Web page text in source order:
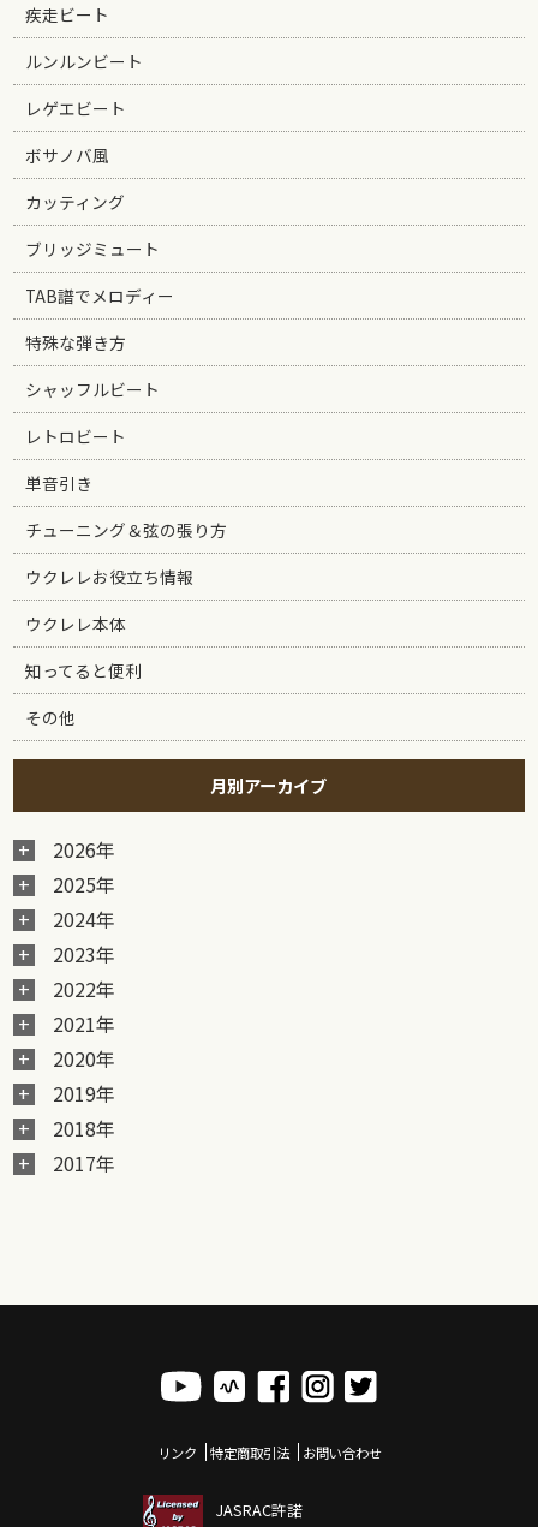
疾走ビート
ルンルンビート
レゲエビート
ボサノバ風
カッティング
ブリッジミュート
TAB譜でメロディー
特殊な弾き方
シャッフルビート
レトロビート
単音引き
チューニング＆弦の張り方
ウクレレお役立ち情報
ウクレレ本体
知ってると便利
その他
月別アーカイブ
2026年
2025年
2024年
2023年
2022年
2021年
2020年
2019年
2018年
2017年
リンク 特定商取引法 お問い合わせ
JASRAC許諾